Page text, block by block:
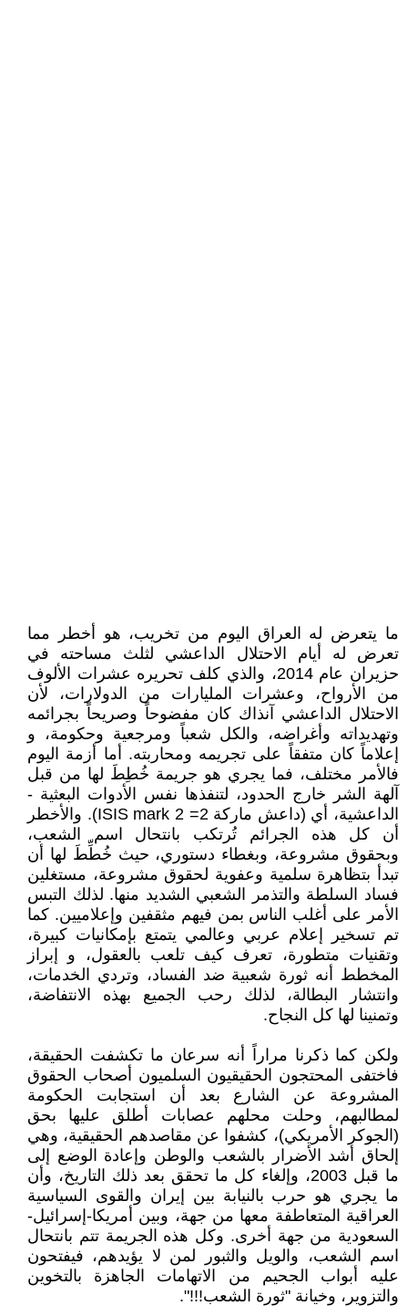
ما يتعرض له العراق اليوم من تخريب، هو أخطر مما
تعرض له أيام الاحتلال الداعشي لثلث مساحته في
حزيران عام 2014، والذي كلف تحريره عشرات الألوف
من الأرواح، وعشرات المليارات من الدولارات، لأن
الاحتلال الداعشي آنذاك كان مفضوحاً وصريحاً بجرائمه
وتهديداته وأغراضه، والكل شعباً ومرجعية وحكومة، و
إعلاماً كان متفقاً على تجريمه ومحاربته. أما أزمة اليوم
فالأمر مختلف، فما يجري هو جريمة خُطِطَ لها من قبل
آلهة الشر خارج الحدود، لتنفذها نفس الأدوات البعثية -
الداعشية، أي (داعش ماركة 2= ISIS mark 2). والأخطر
أن كل هذه الجرائم تُرتكب بانتحال اسم الشعب،
وبحقوق مشروعة، وبغطاء دستوري، حيث خُطِّطَ لها أن
تبدأ بتظاهرة سلمية وعفوية لحقوق مشروعة، مستغلين
فساد السلطة والتذمر الشعبي الشديد منها. لذلك التبس
الأمر على أغلب الناس بمن فيهم مثقفين وإعلاميين. كما
تم تسخير إعلام عربي وعالمي يتمتع بإمكانيات كبيرة،
وتقنيات متطورة، تعرف كيف تلعب بالعقول، و إبراز
المخطط أنه ثورة شعبية ضد الفساد، وتردي الخدمات،
وانتشار البطالة، لذلك رحب الجميع بهذه الانتفاضة،
وتمنينا لها كل النجاح.
ولكن كما ذكرنا مراراً أنه سرعان ما تكشفت الحقيقة،
فاختفى المحتجون الحقيقيون السلميون أصحاب الحقوق
المشروعة عن الشارع بعد أن استجابت الحكومة
لمطالبهم، وحلت محلهم عصابات أطلق عليها بحق
(الجوكر الأمريكي)، كشفوا عن مقاصدهم الحقيقية، وهي
إلحاق أشد الأضرار بالشعب والوطن وإعادة الوضع إلى
ما قبل 2003، وإلغاء كل ما تحقق بعد ذلك التاريخ، وأن
ما يجري هو حرب بالنيابة بين إيران والقوى السياسية
العراقية المتعاطفة معها من جهة، وبين أمريكا-إسرائيل-
السعودية من جهة أخرى. وكل هذه الجريمة تتم بانتحال
اسم الشعب، والويل والثبور لمن لا يؤيدهم، فيفتحون
عليه أبواب الجحيم من الاتهامات الجاهزة بالتخوين
والتزوير، وخيانة "ثورة الشعب!!!".